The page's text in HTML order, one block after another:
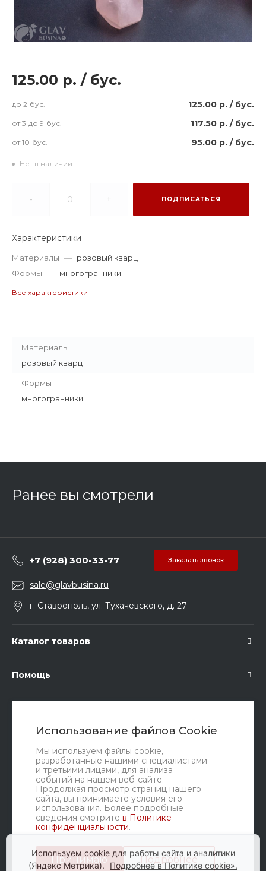
Использование файлов Cookie
Мы используем файлы cookie,
разработанные нашими специалистами
и третьими лицами, для анализа
событий на нашем веб-сайте.
Продолжая просмотр страниц нашего
сайта, вы принимаете условия его
использования. Более подробные
сведения смотрите в Политике
конфиденциальности.
Принимаю Подробнее
125.00 р. / бус.
до 2 бус. 125.00 р. / бус.
от 3 до 9 бус. 117.50 р. / бус.
от 10 бус. 95.00 р. / бус.
Нет в наличии
- + ПОДПИСАТЬСЯ
Характеристики
Материалы — розовый кварц
Формы — многогранники
Все характеристики
Материалы
розовый кварц
Формы
многогранники
Ранее вы смотрели
+7 (928) 300-33-77 Заказать звонок
sale@glavbusina.ru
г. Ставрополь, ул. Тухачевского, д. 27
Каталог товаров
Помощь
Мы в соц. сетях
Используем cookie для работы сайта и аналитики
(Яндекс Метрика). Подробнее в Политике cookie».